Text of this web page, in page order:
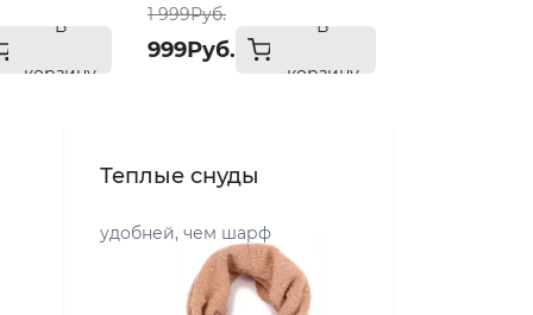
В
корзину
1 999Руб.
999Руб.
В
корзину
Теплые снуды
удобней, чем шарф